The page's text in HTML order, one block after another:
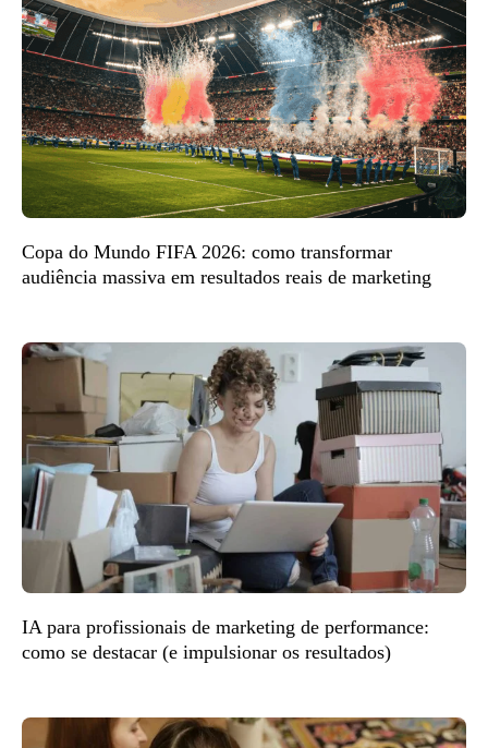
Copa do Mundo FIFA 2026: como transformar
audiência massiva em resultados reais de marketing
IA para profissionais de marketing de performance:
como se destacar (e impulsionar os resultados)